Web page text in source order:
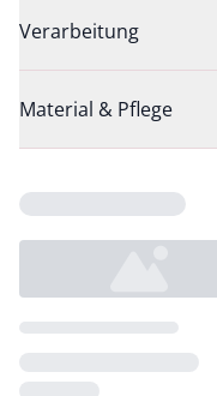
Verarbeitung
Material & Pflege